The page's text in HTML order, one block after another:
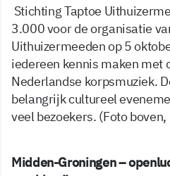
Stichting Taptoe
3.000 voor de organisatie
Uithuizermeeden op 5
iedereen kennis maken met
Nederlandse korpsmuziek.
belangrijk cultureel
veel bezoekers. (Foto
Midden-Groningen –